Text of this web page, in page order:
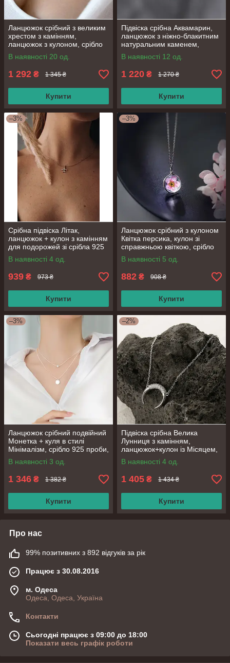
Ланцюжок срібний з великим
хрестом з камінням,
ланцюжок з кулоном, срібло
925 проби, довжина 40+5 см
В наявності 20 од.
1 292 ₴ 1 345 ₴
Купити
Підвіска срібна Аквамарин,
ланцюжок з ніжно-блакитним
натуральним каменем,
срібло 925 проби, довжина
40.5+6 см
В наявності 12 од.
1 220 ₴ 1 270 ₴
Купити
–3%
Срібна підвіска Літак,
ланцюжок + кулон з камінням
для подорожей зі срібла 925
проби, довжина 40+6 см
В наявності 4 од.
939 ₴ 973 ₴
Купити
–3%
Ланцюжок срібний з кулоном
Квітка персика, кулон зі
справжньою квіткою, срібло
925 проби, довжина 41+3 см
В наявності 5 од.
882 ₴ 908 ₴
Купити
–3%
Ланцюжок срібний подвійний
Монетка + куля в стилі
Мінімалізм, срібло 925 проби,
довжина 40 + 6 см
В наявності 3 од.
1 346 ₴ 1 382 ₴
Купити
–2%
Підвіска срібна Велика
Лунниця з камінням,
ланцюжок+кулон із Місяцем,
срібло 925 проби, довжина
40+5 см
В наявності 4 од.
1 405 ₴ 1 434 ₴
Купити
Про нас
99% позитивних з 892 відгуків за рік
Працює з 30.08.2016
м. Одеса
Одеса, Одеса, Україна
Контакти
Сьогодні працює з 09:00 до 18:00
Показати весь графік роботи